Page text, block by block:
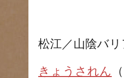
松江／山陰バ
きょうされん